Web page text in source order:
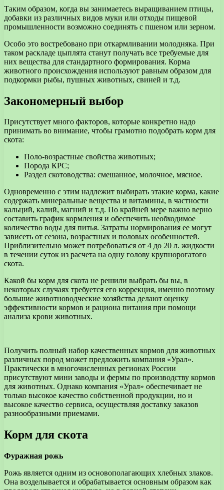
Таким образом, когда вы занимаетесь выращиванием птицы,
добавки из различных видов муки или отходы пищевой
промышленности возможно соединять с пшеном или зерном.
Особо это востребовано при откармливании молодняка. При
таком раскладе цыплята станут получать все требуемые для
них вещества для стандартного формирования. Корма
животного происхождения используют равным образом для
подкормки рыбы, пушных животных, свиней и т.д.
Закономерный выбор
Присутствует много факторов, которые конкретно надо
принимать во внимание, чтобы грамотно подобрать корм для
скота:
Поло-возрастные свойства животных;
Порода КРС;
Раздел скотоводства: смешанное, молочное, мясное.
Одновременно с этим надлежит выбирать этакие корма, какие
содержать минеральные вещества и витамины, в частности
кальций, калий, магний и т.д. По крайней мере важно верно
составить график кормления и обеспечить необходимое
количество воды для питья. Затраты нормирования ее могут
зависеть от сезона, возрастных и половых особенностей.
Приблизительно может потребоваться от 4 до 20 л. жидкости
в течении суток из расчета на одну голову крупнорогатого
скота.
Какой бы корм для скота не решили выбрать бы вы, в
некоторых случаях требуется его коррекция, именно поэтому
большие животноводческие хозяйства делают оценку
эффективности кормов и рациона питания при помощи
анализа крови животных.
Получить полный набор качественных кормов для животных
различных пород может предложить компания «Урал».
Практически в многочисленных регионах России
присутствуют мини заводы и фермы по производству кормов
для животных. Однако компания «Урал» обеспечивает не
только высокое качество собственной продукции, но и
высокое качество сервиса, осуществляя доставку заказов
разнообразными приемами.
Корм для скота
Фуражная рожь
Рожь является одним из основополагающих хлебных злаков.
Она возделывается и обрабатывается основным образом как